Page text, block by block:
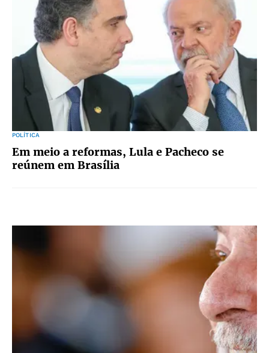
POLÍTICA
Em meio a reformas, Lula e Pacheco se
reúnem em Brasília